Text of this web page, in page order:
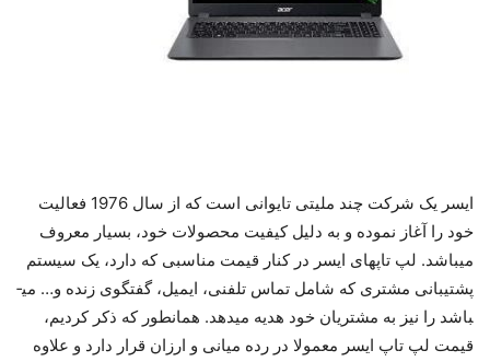
ایسر یک شرکت چند ملیتی تایوانی است که از سال 1976 فعالیت
خود را آغاز نموده و به دلیل کیفیت محصولات خود، بسیار معروف
می­باشد. لپ تاپ­های ایسر در کنار قیمت مناسبی که دارد، یک سیستم
پشتیبانی مشتری که شامل تماس تلفنی، ایمیل، گفتگوی زنده و… می­
باشد را نیز به مشتریان خود هدیه می­دهد. همانطور که ذکر کردیم،
قیمت لپ تاپ ایسر معمولا در رده میانی و ارزان قرار دارد و علاوه